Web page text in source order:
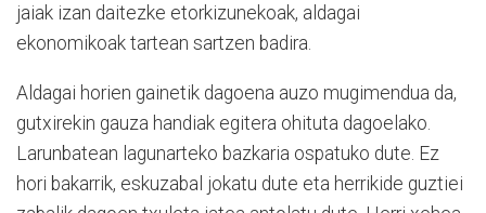
jaiak izan daitezke etorkizunekoak, aldagai
ekonomikoak tartean sartzen badira.
Aldagai horien gainetik dagoena auzo mugimendua da,
gutxirekin gauza handiak egitera ohituta dagoelako.
Larunbatean lagunarteko bazkaria ospatuko dute. Ez
hori bakarrik, eskuzabal jokatu dute eta herrikide guztiei